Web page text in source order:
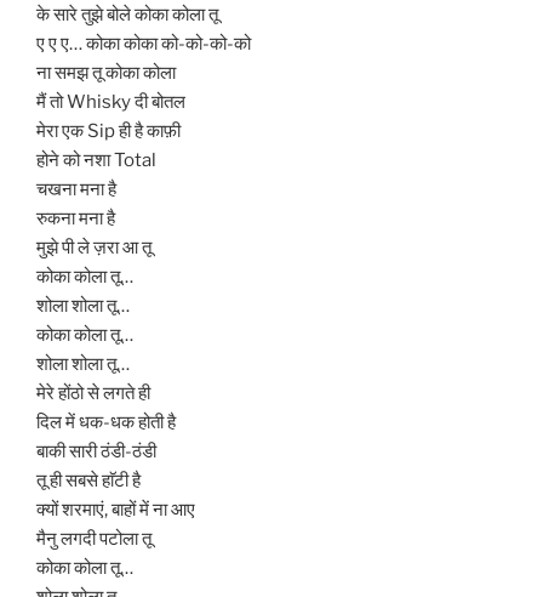
के सारे तुझे बोले कोका कोला तू
ए ए ए… कोका कोका को-को-को-को
ना समझ तू कोका कोला
मैं तो Whisky दी बोतल
मेरा एक Sip ही है काफ़ी
होने को नशा Total
चखना मना है
रुकना मना है
मुझे पी ले ज़रा आ तू
कोका कोला तू…
शोला शोला तू…
कोका कोला तू…
शोला शोला तू…
मेरे होंठो से लगते ही
दिल में धक-धक होती है
बाकी सारी ठंडी-ठंडी
तू ही सबसे हाॅटी है
क्यों शरमाएं, बाहों में ना आए
मैनु लगदी पटोला तू
कोका कोला तू…